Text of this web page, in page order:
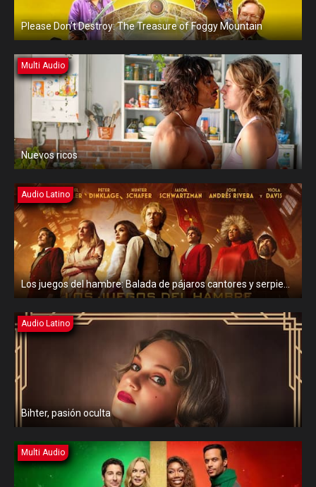
Please Don’t Destroy: The Treasure of Foggy Mountain
Multi Audio
Nuevos ricos
Audio Latino
Los juegos del hambre: Balada de pájaros cantores y serpientes
Audio Latino
Bihter, pasión oculta
Multi Audio